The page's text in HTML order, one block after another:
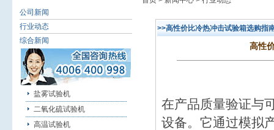
公司新闻
行业动态
综合新闻
盐雾试验机
二氧化硫试验机
高温试验机
>>高性价比冷热冲击试验箱选购指
高性
在产品质量验证与
设备。它通过模拟